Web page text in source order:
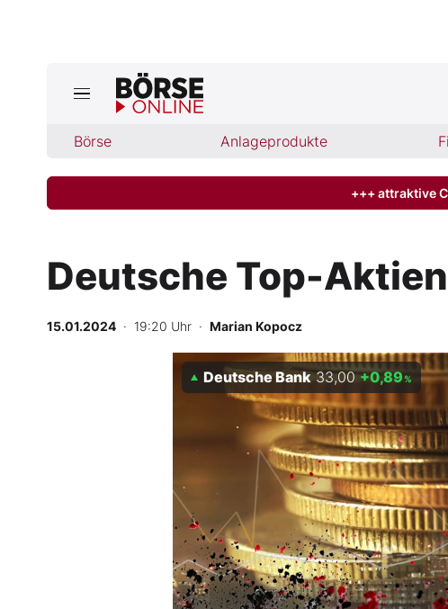
Börse Anlageprodukte
Börse
Abo & Shop
BO-Musterdepots
Experten
Mein Konto
Folgen Sie uns
+++ attraktive
Deutsche Top-
15.01.2024 · 19:20 Uhr · Marian Kopocz
Deutsche Bank 33,00 +0,89%